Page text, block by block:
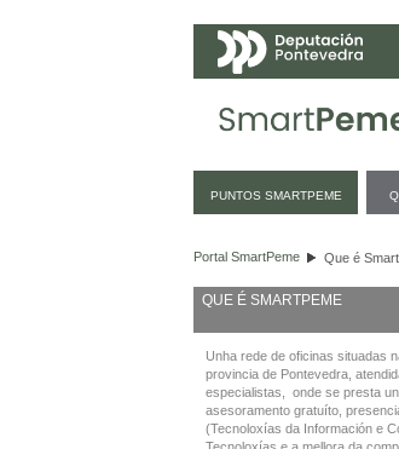
PUNTOS SMARTPEME
Portal SmartPeme Que é
QUE É SMARTPEME
Unha rede de oficinas situadas
provincia de Pontevedra,
especialistas, onde se presta
asesoramento gratuíto,
(Tecnoloxías da Información e